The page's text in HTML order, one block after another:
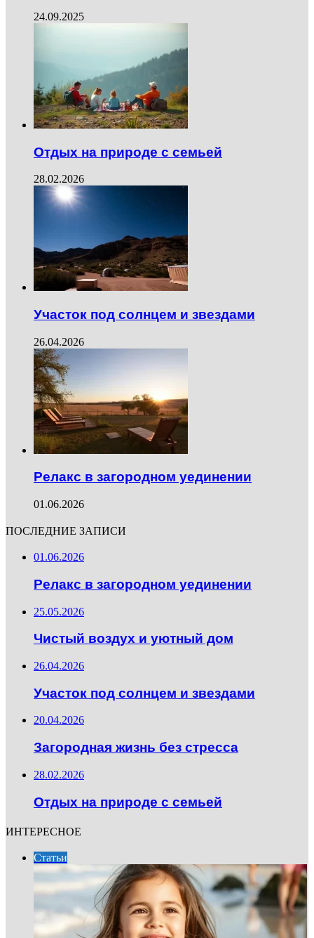
24.09.2025
Отдых на природе с семьей
28.02.2026
Участок под солнцем и звездами
26.04.2026
Релакс в загородном уединении
01.06.2026
ПОСЛЕДНИЕ ЗАПИСИ
01.06.2026
Релакс в загородном уединении
25.05.2026
Чистый воздух и уютный дом
26.04.2026
Участок под солнцем и звездами
20.04.2026
Загородная жизнь без стресса
28.02.2026
Отдых на природе с семьей
ИНТЕРЕСНОЕ
Статьи